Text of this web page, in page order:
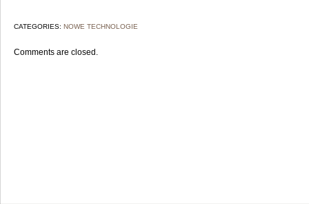
CATEGORIES: NOWE TECHNOLOGIE
Comments are closed.